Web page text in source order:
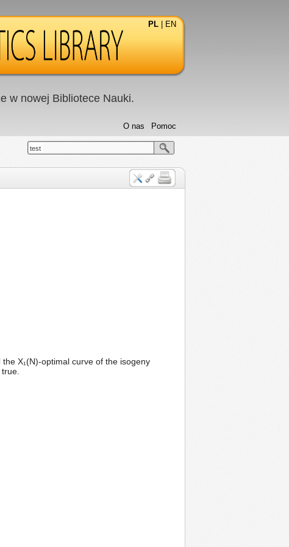
PL EN
w nowej Bibliotece Nauki.
Pomoc
O nas
test
X₁(N)-optimal curve of the isogeny